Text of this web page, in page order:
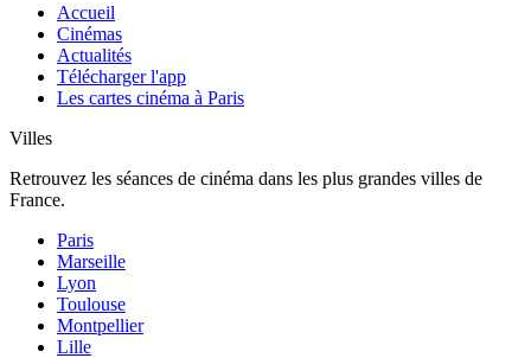
Accueil
Cinémas
Actualités
Télécharger l'app
Les cartes cinéma à Paris
Villes
Retrouvez les séances de cinéma dans les plus grandes villes de
France.
Paris
Marseille
Lyon
Toulouse
Montpellier
Lille